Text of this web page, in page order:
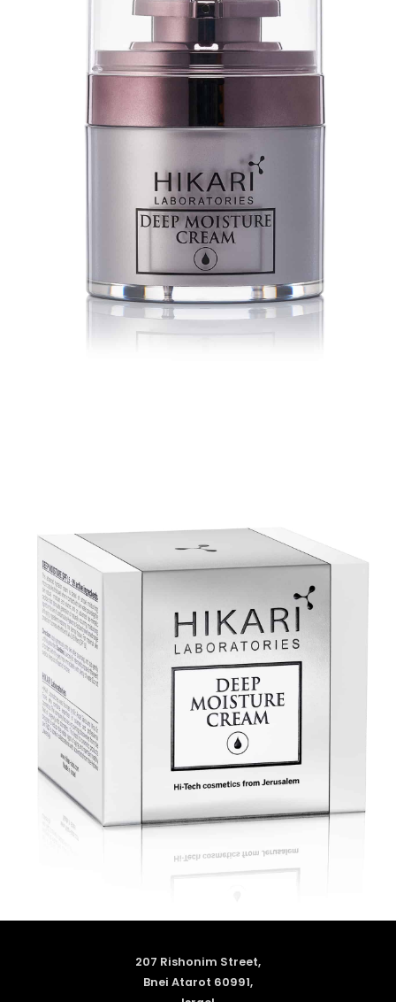
207 Rishonim Street,
Bnei Atarot 60991,